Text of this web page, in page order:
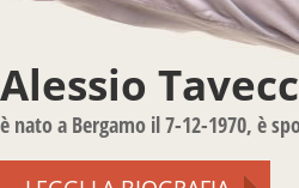
Alessio
è nato a Bergamo il 7-12-1970, è